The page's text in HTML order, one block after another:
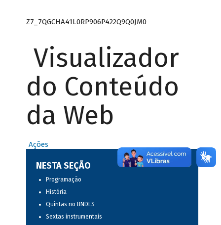
Z7_7QGCHA41L0RP906P422Q9Q0JM0
Visualizador
do Conteúdo
da Web
Ações
NESTA SEÇÃO
Programação
História
Quintas no BNDES
Sextas instrumentais